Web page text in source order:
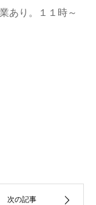
あり。１１時～
次の記事